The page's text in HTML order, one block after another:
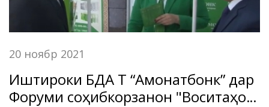
20 ноябр 2021
Иштироки БДА ҶТ “Амонатбонк” дар
Форуми соҳибкорзанон "Воситаҳои